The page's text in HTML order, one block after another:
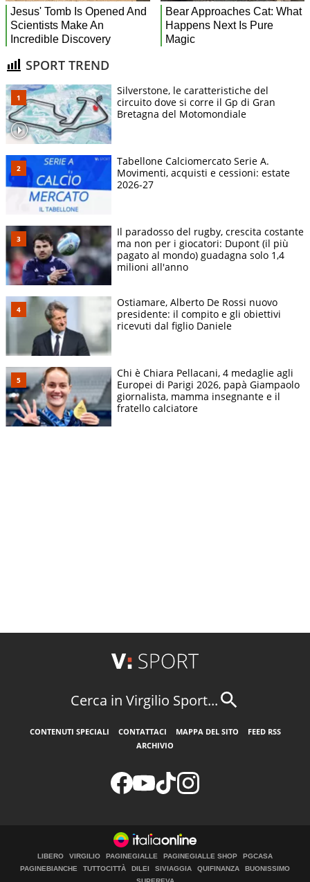
SPORT TREND
Silverstone, le caratteristiche del
circuito dove si corre il Gp di Gran
Bretagna del Motomondiale
Tabellone Calciomercato Serie A.
Movimenti, acquisti e cessioni: estate
2026-27
Il paradosso del rugby, crescita costante
ma non per i giocatori: Dupont (il più
pagato al mondo) guadagna solo 1,4
milioni all'anno
Ostiamare, Alberto De Rossi nuovo
presidente: il compito e gli obiettivi
ricevuti dal figlio Daniele
Chi è Chiara Pellacani, 4 medaglie agli
Europei di Parigi 2026, papà Giampaolo
giornalista, mamma insegnante e il
fratello calciatore
Cerca in Virgilio Sport...
CONTENUTI SPECIALI CONTATTACI MAPPA DEL SITO
FEED RSS
ARCHIVIO
LIBERO VIRGILIO PAGINEGIALLE PAGINEGIALLE SHOP
PGCASA
PAGINEBIANCHE
TUTTOCITTÀ DILEI SIVIAGGIA QUIFINANZA
BUONISSIMO